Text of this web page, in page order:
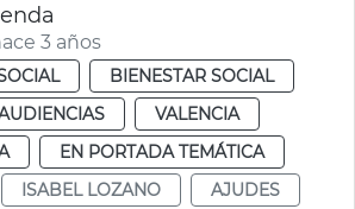
3 años
BIENESTAR SOCIAL
VALENCIA
EN PORTADA TEMÁTICA
ISABEL LOZANO
AJUDES